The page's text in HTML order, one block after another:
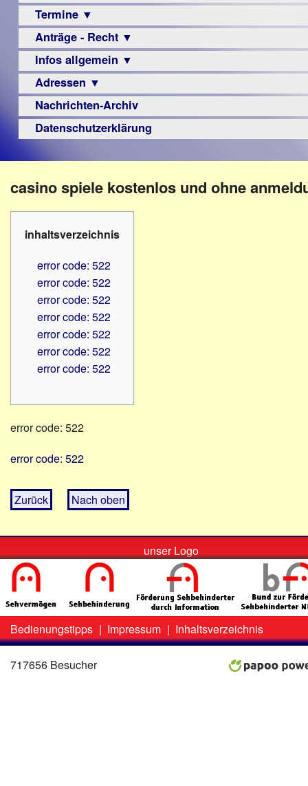
Termine ▼
Veranstaltungsprogramme
Anträge - Recht ▼
Archiv
Urteile
Infos allgemein ▼
Sehbehinderung
Frühförderung
Schule
–
Beruf
Hilfsmittel
-
PC
Adressen ▼
Augenoptiker
Berufsbildungswerke
Hörbüchereien
Reha-
Lehrer
Verbände
Nachrichten-Archiv
Datenschutzerklärung
casino spiele kostenlos und ohne
inhaltsverzeichnis
error code: 522
error code: 522
error code: 522
error code: 522
error code: 522
error code: 522
error code: 522
error code: 522
error code: 522
Zurück Nach oben
unser Logo
Zweit-
Menü
Bedienungstipps | Impressum | Inhaltsverzeichnis
717656 Besucher